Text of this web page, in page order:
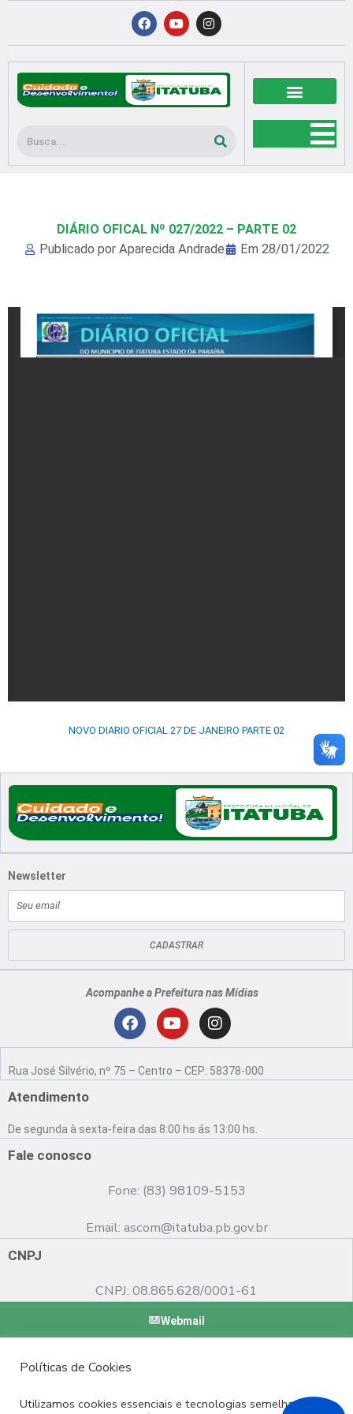
conteúdo
F
a
c
b
o
o
k
Y
o
u
u
b
e
I
n
s
a
g
r
a
Pesquisar
DIÁRIO OFICAL Nº 027/2022 – PARTE 02
Publicado por Aparecida Andrade Em 28/01/2022
NOVO DIARIO OFICIAL 27 DE JANEIRO PARTE 02
Newsletter
mail
CADASTRAR
Acompanhe a Prefeitura nas Mídias
F
c
o
o
Y
u
b
e
I
n
s
g
r
Rua José Silvério, nº 75 – Centro – CEP: 58378-000
Atendimento
De segunda à sexta-feira das 8:00 hs ás 13:00 hs.
Fale conosco
Fone: (83) 98109-5153
Email: ascom@itatuba.pb.gov.br
CNPJ
CNPJ: 08.865.628/0001-61
Webmail
Políticas de Cookies
Utilizamos cookies essenciais e tecnologias semelhantes de